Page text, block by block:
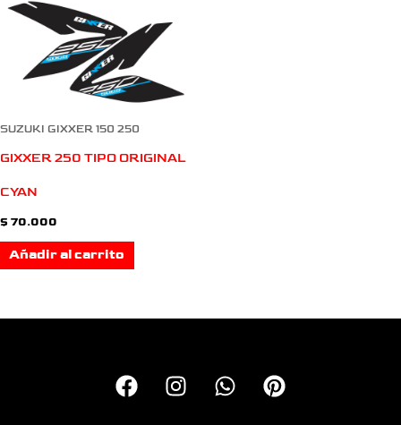
SUZUKI GIXXER 150 250
GIXXER 250 TIPO ORIGINAL
CYAN
$ 70.000
Añadir al carrito